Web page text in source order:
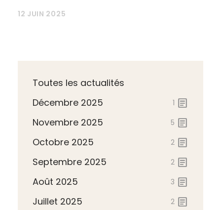
12 JUIN 2025
Toutes les actualités
Décembre 2025
1 article
Novembre 2025 5 article
Octobre 2025 2 article
Septembre 2025 2 article
Août 2025 3 article
Juillet 2025 2 article